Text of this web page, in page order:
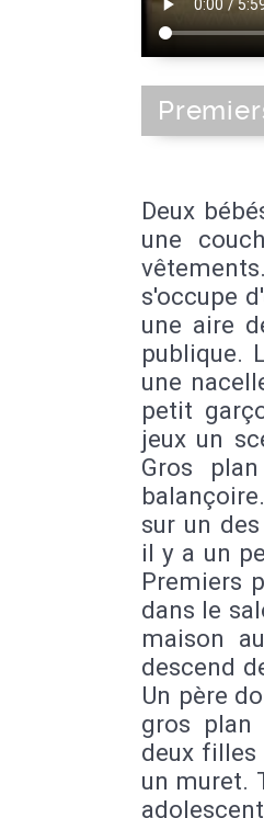
Deux
une
s'occupe
une aire
publique.
une
petit
jeux un
Gros
sur un
il y a un
Premiers
dans le
maison
descend
Un père
gros plan
deux filles
un muret.